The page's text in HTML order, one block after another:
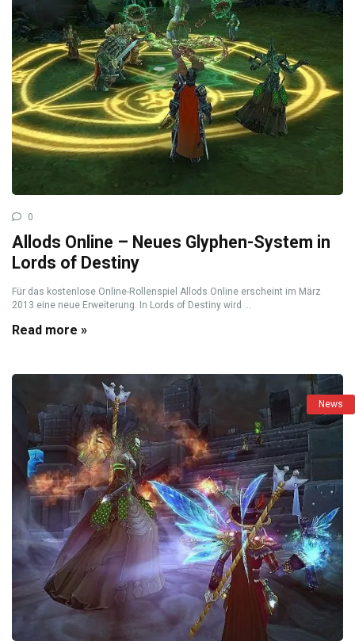
0
Allods Online – Neues Glyphen-System in
Lords of Destiny
Für das kostenlose Online-Rollenspiel Allods Online erscheint im März
2013 eine neue Erweiterung. In Lords of Destiny wird ...
Read more »
News